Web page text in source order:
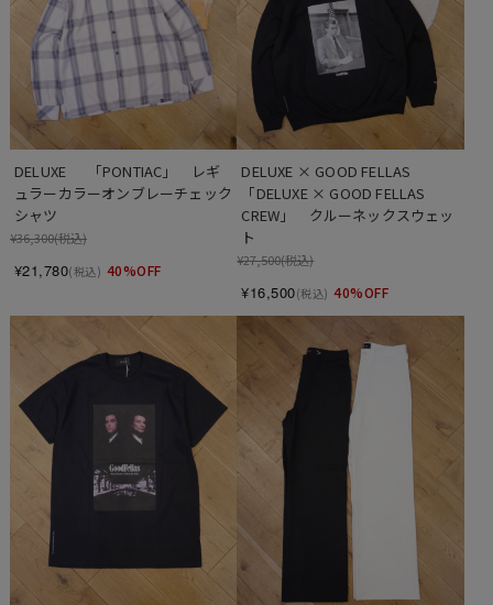
DELUXE 　 「PONTIAC」　レギ
ュラーカラーオンブレーチェック
シャツ
¥36,300(税込)
¥21,780(税込) 40%OFF
DELUXE × GOOD FELLAS
「DELUXE × GOOD FELLAS
CREW」　クルーネックスウェッ
ト
¥27,500(税込)
¥16,500(税込) 40%OFF